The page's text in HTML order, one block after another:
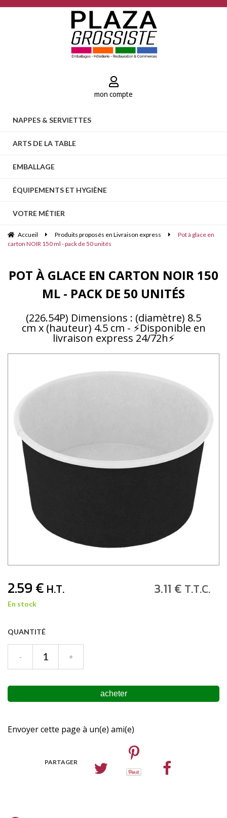
mon compte
NAPPES & SERVIETTES
ARTS DE LA TABLE
EMBALLAGE
ÉQUIPEMENTS ET HYGIÈNE
VOTRE MÉTIER
Accueil Produits proposés en Livraison express
Pot à glace en
carton NOIR 150 ml - pack de 50 unités
POT À GLACE EN CARTON NOIR 150
ML - PACK DE 50 UNITÉS
(226.54P) Dimensions : (diamètre) 8.5
cm x (hauteur) 4.5 cm - ⚡Disponible en
livraison express 24/72h⚡
2.59€ H.T. 3.11 € T.T.C.
En stock
QUANTITÉ
Envoyer cette page à un(e) ami(e)
PARTAGER